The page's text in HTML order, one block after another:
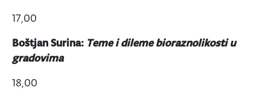
17,00
Boštjan Surina: Teme i dileme bioraznolikosti u
gradovima
18,00